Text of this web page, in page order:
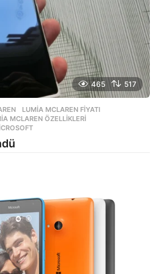
465 517
,LUMIA MCLAREN FIYATI
MCLAREN ÖZELLIKLERI